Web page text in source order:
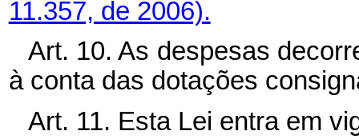
11.357, de 2006).
Art. 10. As despesas
à conta das dotações
Art. 11. Esta Lei entra em